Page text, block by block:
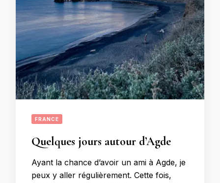
FRANCE
Quelques jours autour d’Agde
Ayant la chance d’avoir un ami à Agde, je
peux y aller régulièrement. Cette fois,